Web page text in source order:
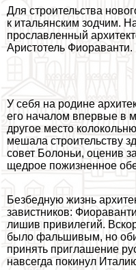
Для строительства
к итальянским зодчим.
прославленный
Аристотель Фиораванти.
У себя на родине
его началом впервые в
другое место
мешала строительству
совет Болоньи, оценив
щедрое пожизненное
Безбедную жизнь
завистников:
лишив привилегий.
было фальшивым, но
принять приглашение
навсегда покинул